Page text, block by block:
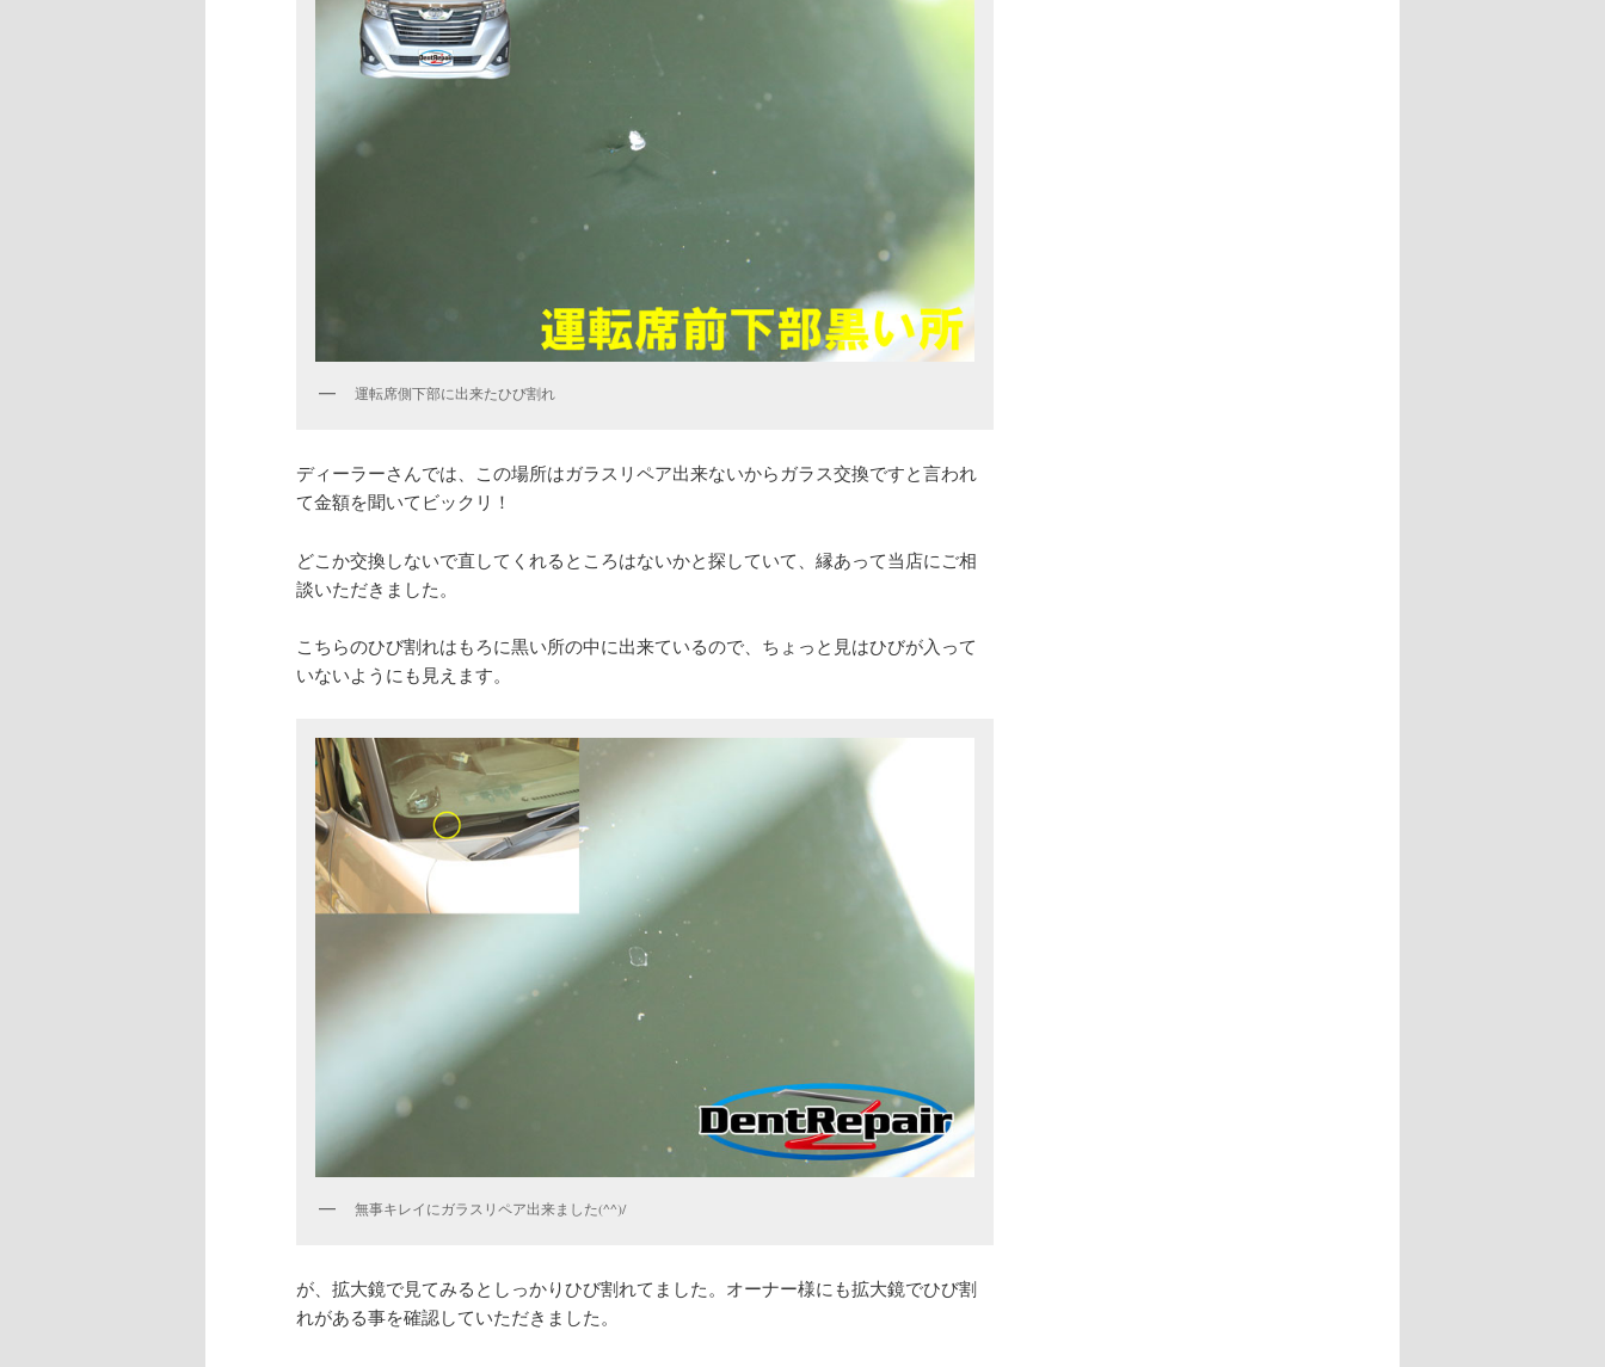
運転席側下部に出来たひび割れ
ディーラーさんでは、この場所はガラスリペア出来ないからガラス交換ですと言われ
て金額を聞いてビックリ！
どこか交換しないで直してくれるところはないかと探していて、縁あって当店にご相
談いただきました。
こちらのひび割れはもろに黒い所の中に出来ているので、ちょっと見はひびが入って
いないようにも見えます。
無事キレイにガラスリペア出来ました(^^)/
が、拡大鏡で見てみるとしっかりひび割れてました。オーナー様にも拡大鏡でひび割
れがある事を確認していただきました。